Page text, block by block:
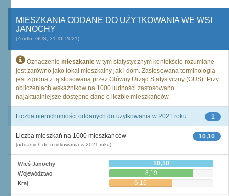
MIESZKANIA ODDANE DO UŻYTKOWANIA WE WSI
JANOCHY
(Źródło: GUS, 31.XII.2021)
Oznaczenie mieszkanie w tym statystycznym kontekście rozumiane
jest zarówno jako lokal mieszkalny jak i dom. Zastosowana terminologia
jest zgodna z tą stosowaną przez Główny Urząd Statystyczny (GUS). Przy
obliczeniach wskaźników na 1000 ludności zastosowano
najaktualniejsze dostępne dane o liczbie mieszkańców.
1
Liczba nieruchomości oddanych do użytkowania w 2021 roku
10,10
Liczba mieszkań na 1000 mieszkańców
(oddanych do użytkowania w 2021 roku)
Wieś Janochy 10,10
Województwo 8,19
Kraj 6,16